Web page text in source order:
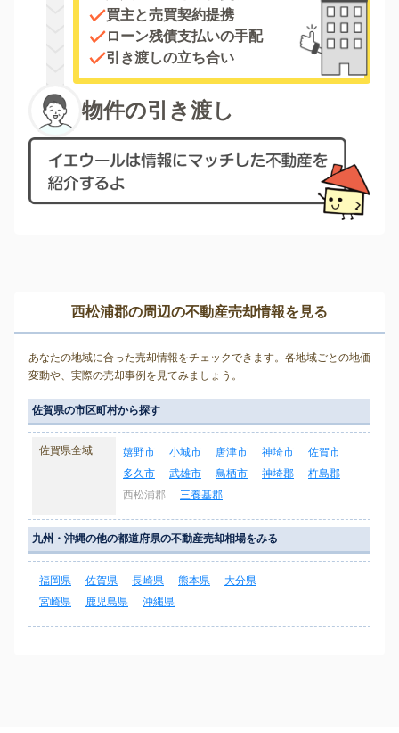
買主と売買契約提携
ローン残債支払いの手配
引き渡しの立ち合い
物件の引き渡し
西松浦郡の周辺の不動産売却情報を見る
あなたの地域に合った売却情報をチェックできます。各地域ごとの地価
変動や、実際の売却事例を見てみましょう。
佐賀県の市区町村から探す
佐賀県全域 嬉野市 小城市 唐津市 神埼市
佐賀市
多久市
武雄市 鳥栖市 神埼郡
杵島郡
西松浦郡
三養基郡
九州・沖縄の他の都道府県の不動産売却相場をみる
福岡県 佐賀県 長崎県 熊本県
大分県
宮崎県
鹿児島県 沖縄県